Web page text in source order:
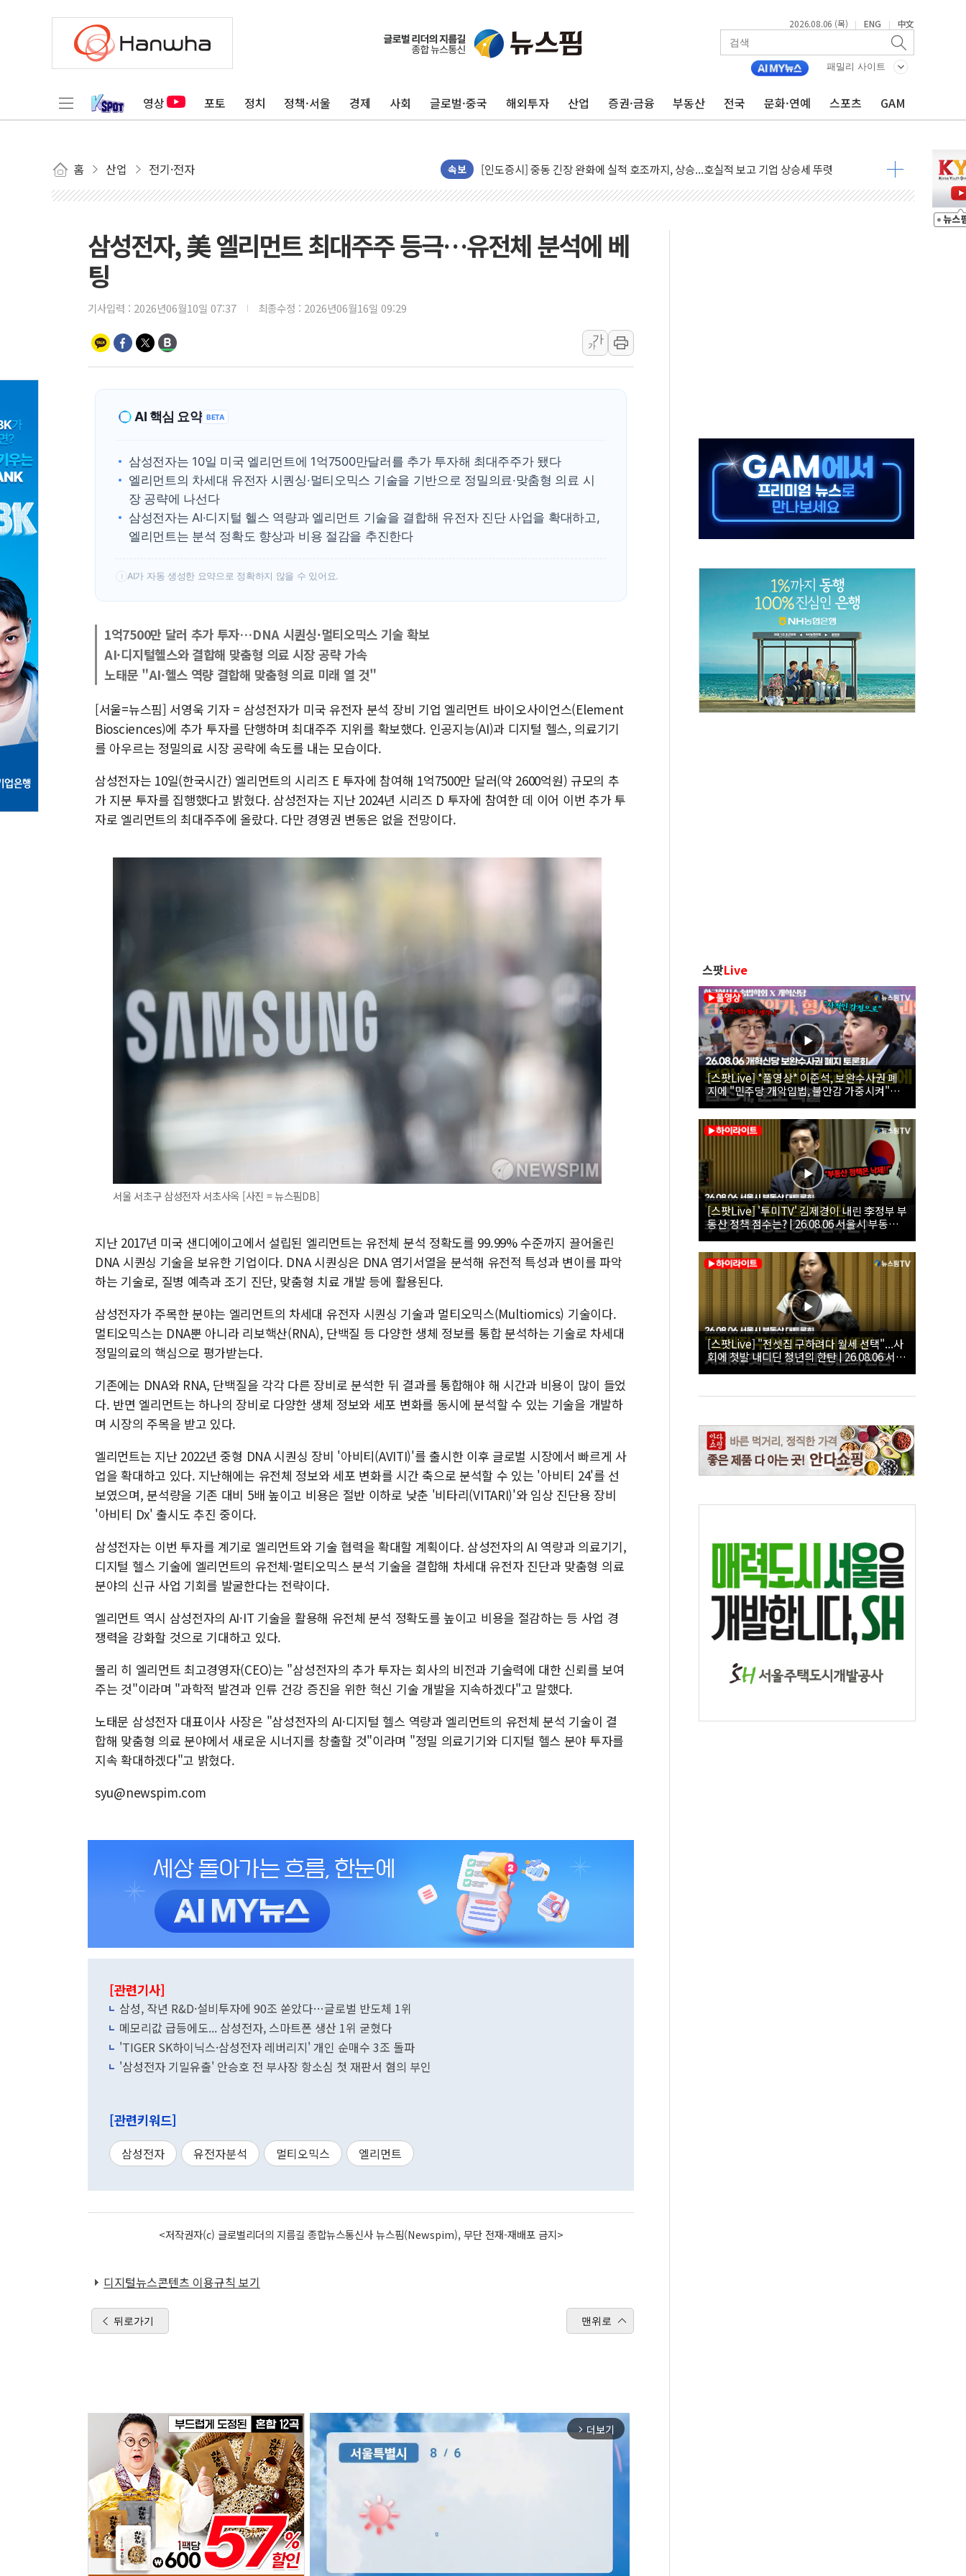
2026.08.06 (목) | ENG | 中文
패밀리 사이트
영상 포토 정치 정책·서울 경제 사회 글로벌·중국 해외투자 산업 증권·금융 부동산 전국 문화·연예 스포츠 GAM
홈 산업 전기·전자 속보
뉴욕증시 개장 전 특징주...모더나·아이온큐·도어대시↑ VS 샌디스크·피그마·앱러빈↓
김정관 장관 "영업이익 N% 성과급 반대…상법·자본시장법 개정 논의"
청와대, 북한 단거리 탄도미사일 발사에 긴급 안보 점검회의
금값 7주 만에 최고…美 고용 둔화·호르무즈 재개방 기대에 강세
러, 1인칭시점 드론으로 우크라 민간인 '사파리' 공격… 시민들 공포감 극대화 전략
[베트남 증시] 지수 하락 속 'DGC' 임시 주총 기대감에 홀로 상한가…마진 잔액은 사상 최고
양주 섬유염색공장서 화재 1명 중상…대응 1단계 진압 중
김정관 산업부 장관 "주 52시간 손봐야, 경쟁상대 中과 비교해야"
동해해경, 독도 해상서 부유물 감긴 어선 구조
주한미군 "오산기지 누출, 백린 아닌 무해한 표면 부식 물질"
[코인 시황] 비트코인, ETF 자금 유입에도 박스권…美 암호화폐 법안 처리 여부도 변수
삼성전자, 美 엘리먼트 최대주주 등극…유전체 분석에 베
팅
기사입력 : 2026년06월10일 07:37 최종수정 : 2026년06월16일 09:29
가
가
AI 핵심 요약 BETA
삼성전자는 10일 미국 엘리먼트에 1억7500만달러를 추가 투자해 최대주주가 됐다
엘리먼트의 차세대 유전자 시퀀싱·멀티오믹스 기술을 기반으로 정밀의료·맞춤형 의료 시
장 공략에 나선다
삼성전자는 AI·디지털 헬스 역량과 엘리먼트 기술을 결합해 유전자 진단 사업을 확대하고,
엘리먼트는 분석 정확도 향상과 비용 절감을 추진한다
! AI가 자동 생성한 요약으로 정확하지 않을 수 있어요.
1억7500만 달러 추가 투자…DNA 시퀀싱·멀티오믹스 기술 확보
AI·디지털헬스와 결합해 맞춤형 의료 시장 공략 가속
노태문 "AI·헬스 역량 결합해 맞춤형 의료 미래 열 것"
[서울=뉴스핌] 서영욱 기자 = 삼성전자가 미국 유전자 분석 장비 기업 엘리먼트 바이오사이언스(Element
Biosciences)에 추가 투자를 단행하며 최대주주 지위를 확보했다. 인공지능(AI)과 디지털 헬스, 의료기기
를 아우르는 정밀의료 시장 공략에 속도를 내는 모습이다.
삼성전자는 10일(한국시간) 엘리먼트의 시리즈 E 투자에 참여해 1억7500만 달러(약 2600억원) 규모의 추
가 지분 투자를 집행했다고 밝혔다. 삼성전자는 지난 2024년 시리즈 D 투자에 참여한 데 이어 이번 추가 투
자로 엘리먼트의 최대주주에 올랐다. 다만 경영권 변동은 없을 전망이다.
서울 서초구 삼성전자 서초사옥 [사진 = 뉴스핌DB]
지난 2017년 미국 샌디에이고에서 설립된 엘리먼트는 유전체 분석 정확도를 99.99% 수준까지 끌어올린
DNA 시퀀싱 기술을 보유한 기업이다. DNA 시퀀싱은 DNA 염기서열을 분석해 유전적 특성과 변이를 파악
하는 기술로, 질병 예측과 조기 진단, 맞춤형 치료 개발 등에 활용된다.
삼성전자가 주목한 분야는 엘리먼트의 차세대 유전자 시퀀싱 기술과 멀티오믹스(Multiomics) 기술이다.
멀티오믹스는 DNA뿐 아니라 리보핵산(RNA), 단백질 등 다양한 생체 정보를 통합 분석하는 기술로 차세대
정밀의료의 핵심으로 평가받는다.
기존에는 DNA와 RNA, 단백질을 각각 다른 장비로 분석한 뒤 결과를 통합해야 해 시간과 비용이 많이 들었
다. 반면 엘리먼트는 하나의 장비로 다양한 생체 정보와 세포 변화를 동시에 분석할 수 있는 기술을 개발하
며 시장의 주목을 받고 있다.
엘리먼트는 지난 2022년 중형 DNA 시퀀싱 장비 '아비티(AVITI)'를 출시한 이후 글로벌 시장에서 빠르게 사
업을 확대하고 있다. 지난해에는 유전체 정보와 세포 변화를 시간 축으로 분석할 수 있는 '아비티 24'를 선
보였으며, 분석량을 기존 대비 5배 높이고 비용은 절반 이하로 낮춘 '비타리(VITARI)'와 임상 진단용 장비
'아비티 Dx' 출시도 추진 중이다.
삼성전자는 이번 투자를 계기로 엘리먼트와 기술 협력을 확대할 계획이다. 삼성전자의 AI 역량과 의료기기,
디지털 헬스 기술에 엘리먼트의 유전체·멀티오믹스 분석 기술을 결합해 차세대 유전자 진단과 맞춤형 의료
분야의 신규 사업 기회를 발굴한다는 전략이다.
엘리먼트 역시 삼성전자의 AI·IT 기술을 활용해 유전체 분석 정확도를 높이고 비용을 절감하는 등 사업 경
쟁력을 강화할 것으로 기대하고 있다.
몰리 히 엘리먼트 최고경영자(CEO)는 "삼성전자의 추가 투자는 회사의 비전과 기술력에 대한 신뢰를 보여
주는 것"이라며 "과학적 발견과 인류 건강 증진을 위한 혁신 기술 개발을 지속하겠다"고 말했다.
노태문 삼성전자 대표이사 사장은 "삼성전자의 AI·디지털 헬스 역량과 엘리먼트의 유전체 분석 기술이 결
합해 맞춤형 의료 분야에서 새로운 시너지를 창출할 것"이라며 "정밀 의료기기와 디지털 헬스 분야 투자를
지속 확대하겠다"고 밝혔다.
syu@newspim.com
[관련기사]
삼성, 작년 R&D·설비투자에 90조 쏟았다…글로벌 반도체 1위
메모리값 급등에도... 삼성전자, 스마트폰 생산 1위 굳혔다
'TIGER SK하이닉스·삼성전자 레버리지' 개인 순매수 3조 돌파
'삼성전자 기밀유출' 안승호 전 부사장 항소심 첫 재판서 혐의 부인
[관련키워드]
삼성전자 유전자분석 멀티오믹스 엘리먼트
<저작권자(c) 글로벌리더의 지름길 종합뉴스통신사 뉴스핌(Newspim), 무단 전재-재배포 금지>
디지털뉴스콘텐츠 이용규칙 보기
뒤로가기 맨위로
arrow_forward_ios 더보기
스팟Live
[스팟Live] *풀영상* 이준석, 보완수사권 폐
지에 "민주당 개악입법, 불안감 가중시켜"｜
26.08.06 개혁신당 보완수사권 폐지 토론회
[스팟Live] '투미TV' 김제경이 내린 李정부 부
동산 정책 점수는? | 26.08.06 서울시 부동산
대토론회
[스팟Live] "전셋집 구하려다 월세 선택"...사
회에 첫발 내디딘 청년의 한탄 | 26.08.06 서울
시 부동산 대토론회